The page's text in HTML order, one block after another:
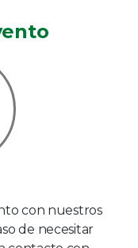
con nuestros
de necesitar